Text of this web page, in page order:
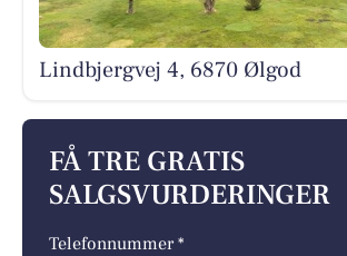
Lindbjergvej 4, 6870 Ølgod
FÅ TRE GRATIS
SALGSVURDERINGER
Telefonnummer *